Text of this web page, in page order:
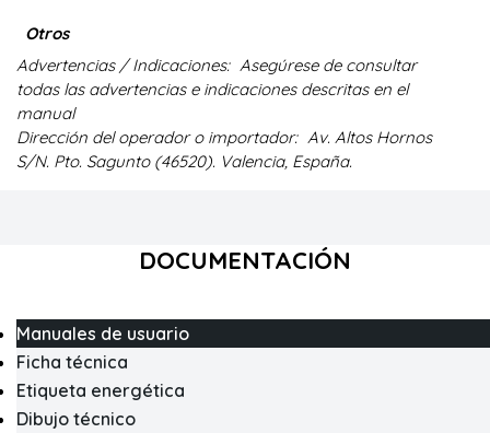
Otros
Advertencias / Indicaciones: Asegúrese de consultar
todas las advertencias e indicaciones descritas en el
manual
Dirección del operador o importador: Av. Altos Hornos
S/N. Pto. Sagunto (46520). Valencia, España.
DOCUMENTACIÓN
Manuales de usuario
Ficha técnica
Etiqueta energética
Dibujo técnico